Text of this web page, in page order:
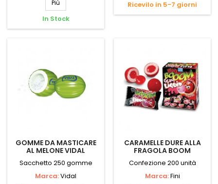
Più
In Stock
Ricevilo in 5-7 giorni
GOMME DA MASTICARE
AL MELONE VIDAL
Sacchetto 250 gomme
Marca:Vidal
CARAMELLE DURE ALLA
FRAGOLA BOOM
Confezione 200 unità
Marca:Fini